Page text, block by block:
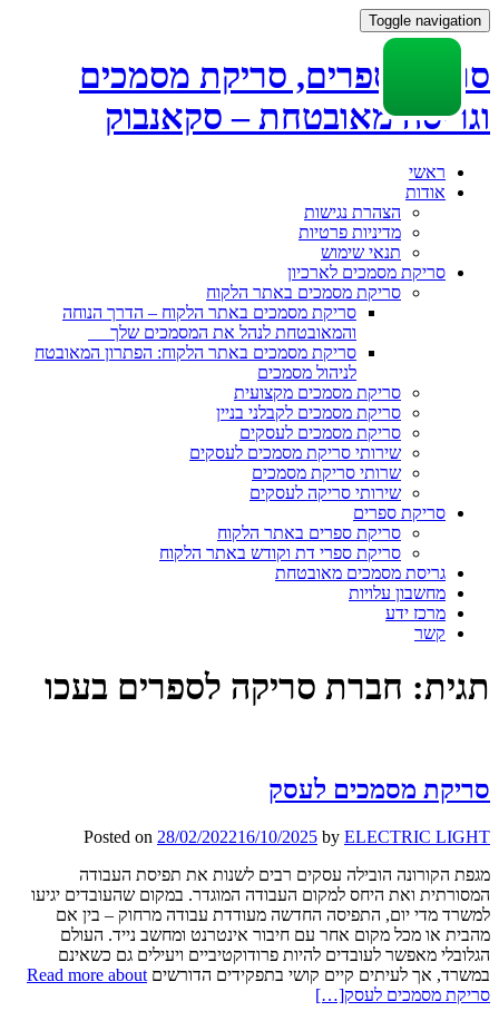
Toggle navigation
סריקת ספרים, סריקת מסמכים
וגריסה מאובטחת – סקאנבוק
Skip
ראשי
אודות
הצהרת נגישות
מדיניות פרטיות
תנאי שימוש
סריקת מסמכים לארכיון
סריקת מסמכים באתר הלקוח
סריקת מסמכים באתר הלקוח – הדרך הנוחה
והמאובטחת לנהל את המסמכים שלך
סריקת מסמכים באתר הלקוח: הפתרון המאובטח
לניהול מסמכים
סריקת מסמכים מקצועית
סריקת מסמכים לקבלני בניין
סריקת מסמכים לעסקים
שירותי סריקת מסמכים לעסקים
שרותי סריקת מסמכים
שירותי סריקה לעסקים
סריקת ספרים
סריקת ספרים באתר הלקוח
סריקת ספרי דת וקודש באתר הלקוח
גריסת מסמכים מאובטחת
מחשבון עלויות
מרכז ידע
קשר
תגית: חברת סריקה לספרים בעכו
סריקת מסמכים לעסק
Posted on 28/02/202216/10/2025 by ELECTRIC LIGHT
מגפת הקורונה הובילה עסקים רבים לשנות את תפיסת העבודה
המסורתית ואת היחס למקום העבודה המוגדר. במקום שהעובדים יגיעו
למשרד מדי יום, התפיסה החדשה מעודדת עבודה מרחוק – בין אם
מהבית או מכל מקום אחר עם חיבור אינטרנט ומחשב נייד. העולם
הגלובלי מאפשר לעובדים להיות פרודוקטיביים ויעילים גם כשאינם
במשרד, אך לעיתים קיים קושי בתפקידים הדורשים Read more about
סריקת מסמכים לעסק[…]